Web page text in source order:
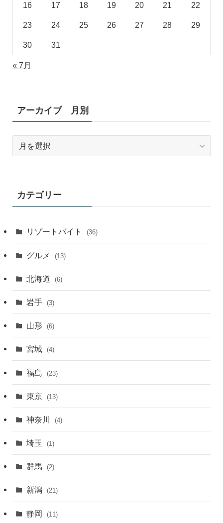
16 17 18 19 20 21 22
23 24 25 26 27 28 29
30 31
« 7月
アーカイブ 月別
ブ
カテゴリー
リゾートバイト (36)
グルメ (13)
北海道 (6)
岩手 (3)
山形 (6)
宮城 (4)
福島 (23)
東京 (13)
神奈川 (4)
埼玉 (1)
群馬 (2)
新潟 (21)
静岡 (11)